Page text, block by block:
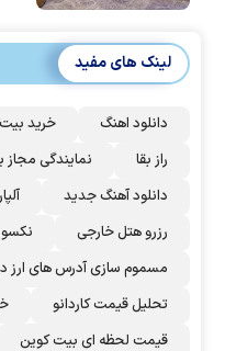
لینک های مفید
دانلود اهنگ خرید
راز بقا
نمایندگی
دانلود آهنگ جدید
رزرو هتل خارجی
نکسو
مسموم سازی آدرس های ارز
تحلیل قیمت کاردانو
قیمت لحظه ای بیت کوین